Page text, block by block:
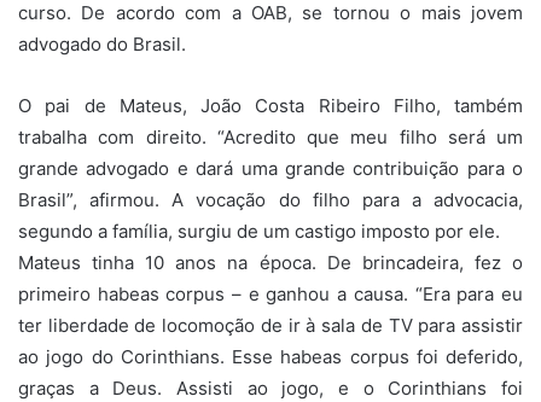
curso. De acordo com a OAB, se tornou o mais jovem
advogado do Brasil.
O pai de Mateus, João Costa Ribeiro Filho, também
trabalha com direito. “Acredito que meu filho será um
grande advogado e dará uma grande contribuição para o
Brasil”, afirmou. A vocação do filho para a advocacia,
segundo a família, surgiu de um castigo imposto por ele.
Mateus tinha 10 anos na época. De brincadeira, fez o
primeiro habeas corpus – e ganhou a causa. “Era para eu
ter liberdade de locomoção de ir à sala de TV para assistir
ao jogo do Corinthians. Esse habeas corpus foi deferido,
graças a Deus. Assisti ao jogo, e o Corinthians foi